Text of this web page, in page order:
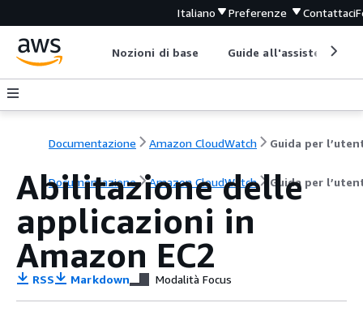
Italiano Preferenze Contattaci
Nozioni di base Guide all'assistenza
Documentazione Amazon CloudWatch Guida per
Documentazione Amazon CloudWatch Guida per
Abilitazione delle
applicazioni in
Amazon EC2
RSS Markdown Modalità Focus